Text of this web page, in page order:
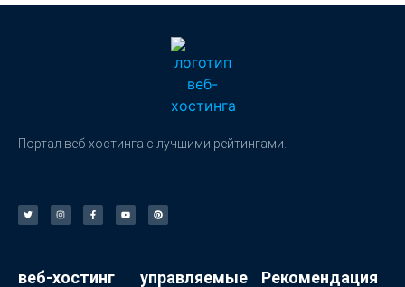
Портал веб-хостинга с лучшими рейтингами.
веб-хостинг
управляемые
Рекомендация